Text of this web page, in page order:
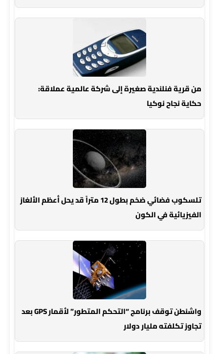
من قرية فنلندية صغيرة إلى شركة عالمية عملاقة:
حكاية نجاح نوكيا
تلسكوب فضائي ضخم بطول 12 متراً قد يحل أعظم الألغاز
الفيزيائية في الكون
واشنطن توقف برنامج “التحكم المتطور” لأقمار GPS بعد
تجاوز تكلفته مليار دولار